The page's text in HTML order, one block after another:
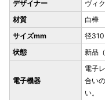
デザイナー
ヴィ
材質
白樺
サイズmm
径310
状態
新品
電子機器
電子
合い
い。